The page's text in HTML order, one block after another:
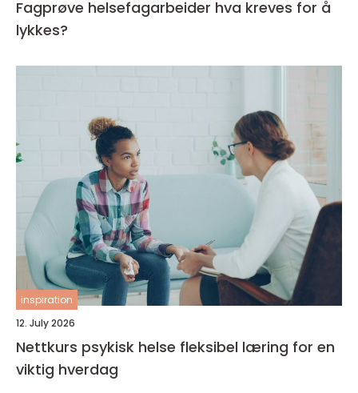
Fagprøve helsefagarbeider hva kreves for å
lykkes?
inspiration
12. July 2026
Nettkurs psykisk helse fleksibel læring for en
viktig hverdag